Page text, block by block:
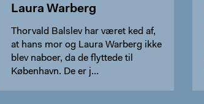
Laura Warberg
Thorvald Balslev har været ked af,
at hans mor og Laura Warberg ikke
blev naboer, da de flyttede til
København. De er j…